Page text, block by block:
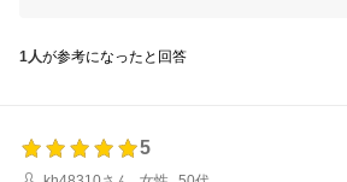
これからも日々の調理がより楽しく快適にな
です。引き続きシェフドラムをどうぞご愛用く
1人が参考になったと回答
5